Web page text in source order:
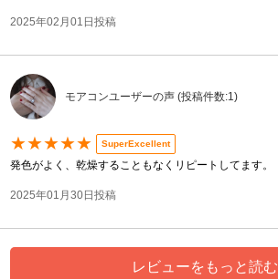
2025年02月01日投稿
モアコンユーザーの声 (投稿件数:1)
★★★★★ SuperExcellent
発色がよく、乾燥することもなくリピートしてます。
2025年01月30日投稿
レビューをもっと読む